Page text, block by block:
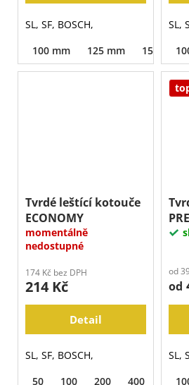
SL, SF, BOSCH,
100 mm
125 mm 150 mm
SL,
Tvrdé leštící kotouče
ECONOMY
momentálně
nedostupné
174 Kč bez DPH
214 Kč
Detail
SL, SF, BOSCH,
50
100 200 400 800
od
od
SL,